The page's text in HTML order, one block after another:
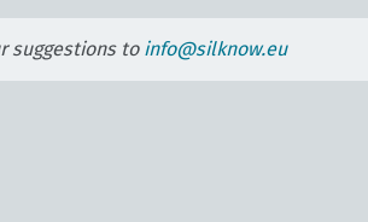
suggestions to info@silknow.eu